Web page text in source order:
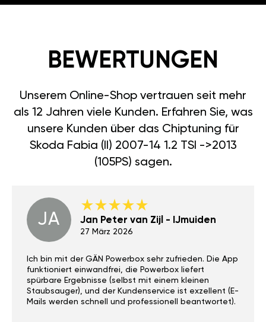
BEWERTUNGEN
Unserem Online-Shop vertrauen seit mehr
als 12 Jahren viele Kunden. Erfahren Sie, was
unsere Kunden über das Chiptuning für
Skoda Fabia (II) 2007-14 1.2 TSI ->2013
(105PS) sagen.
JA Jan Peter van Zijl - IJmuiden
27 März 2026
Ich bin mit der GÄN Powerbox sehr zufrieden. Die App
funktioniert einwandfrei, die Powerbox liefert
spürbare Ergebnisse (selbst mit einem kleinen
Staubsauger), und der Kundenservice ist exzellent (E-
Mails werden schnell und professionell beantwortet).